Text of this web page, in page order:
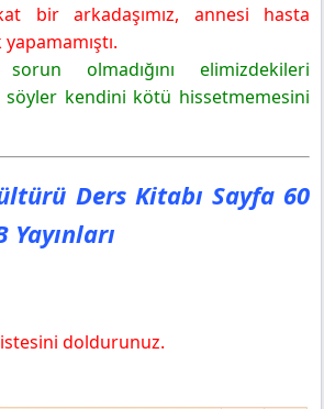
bir arkadaşımız, annesi hasta
olmadığını elimizdekileri
söyler kendini kötü hissetmemesini
Ders Kitabı Sayfa 60
Yayınları
doldurunuz.